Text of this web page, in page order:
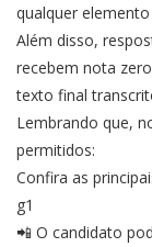
qualquer
Além disso,
recebem nota
texto final
Lembrando que,
permitidos:
Confira as
g1
📲 O candidato